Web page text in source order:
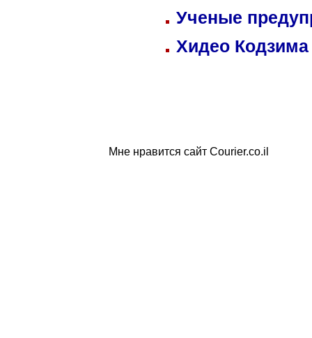
Ученые
Хидео
Мне нравится сайт Courier.co.il